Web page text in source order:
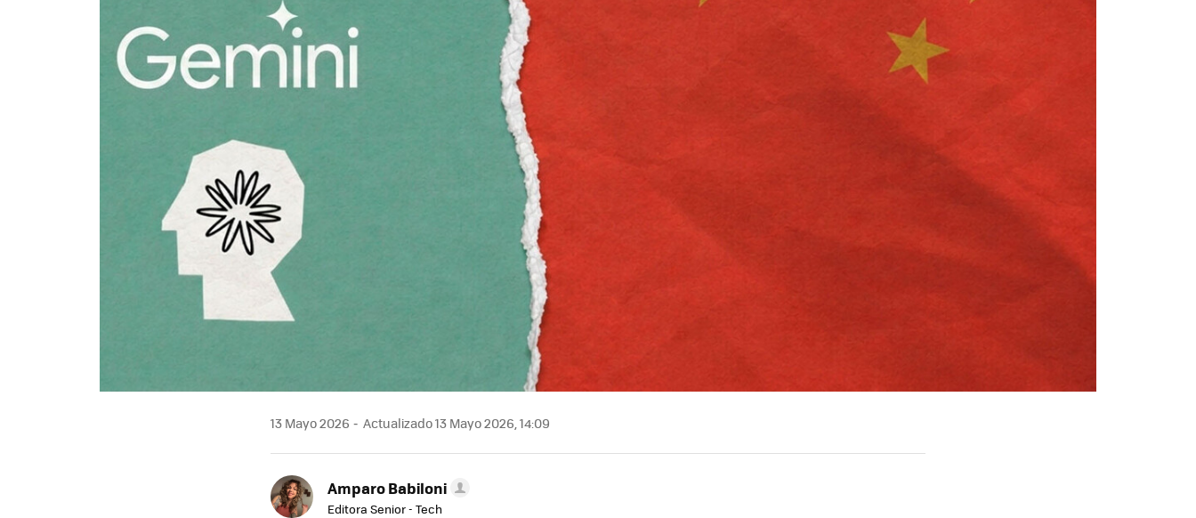
13 Mayo 2026 Actualizado 13 Mayo 2026, 14:09
Amparo Babiloni
Editora Senior - Tech